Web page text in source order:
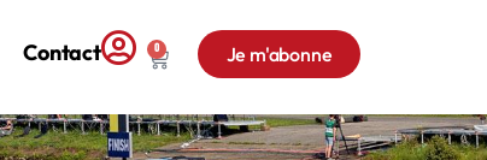
Contact 0 Je m'abonne